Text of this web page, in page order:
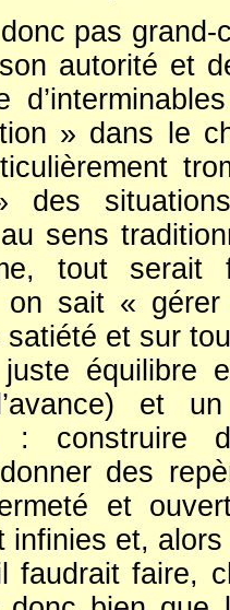
pas grand-
autorité et
» dans le
des
au sens
tout serait
on sait «
et sur
équilibre
et
: construire
donner des
et
infinies et,
faudrait faire,